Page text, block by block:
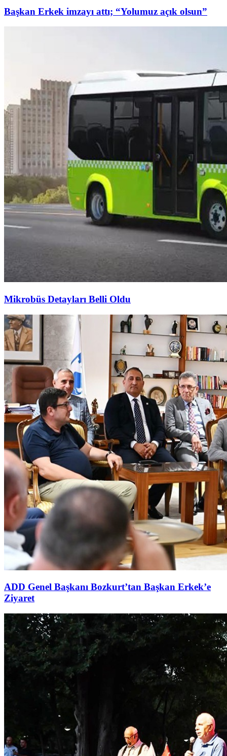
Başkan Erkek imzayı attı; “Yolumuz açık olsun”
Mikrobüs Detayları Belli Oldu
ADD Genel Başkanı Bozkurt’tan Başkan Erkek’e
Ziyaret